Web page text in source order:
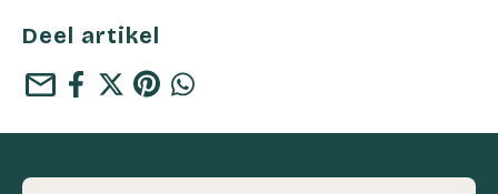
Deel artikel
mail